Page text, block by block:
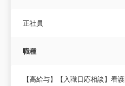
正社員
職種
【高給与】【入職日応相談】看